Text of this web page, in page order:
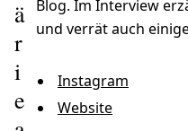
ä
r
i
e
Blog. Im Interview
und verrät auch
Instagram
Website